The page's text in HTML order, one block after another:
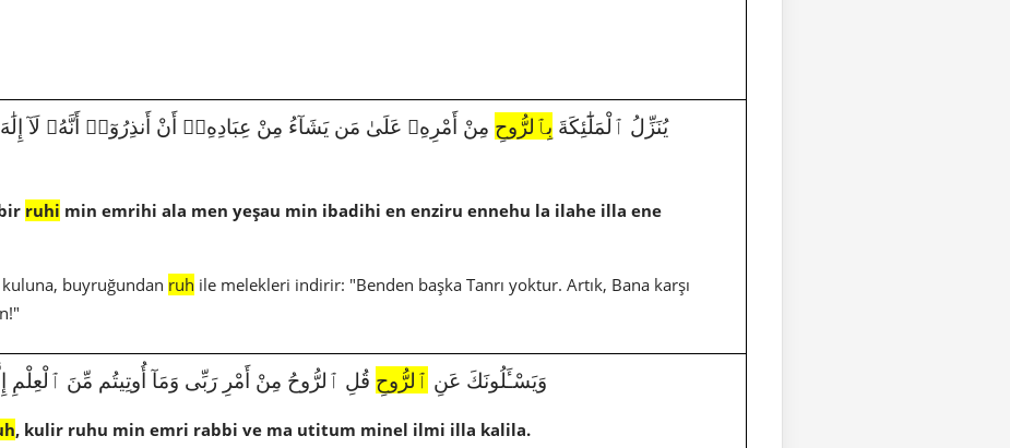
1901|16|2|يُنَزِّلُ ٱلْمَلَٰٓئِكَةَ بِٱلرُّوحِ مِنْ أَمْرِهِۦ عَلَىٰ مَن يَشَآءُ مِنْ عِبَادِهِۦٓ أَنْ أَنذِرُوٓا۟ أَنَّهُۥ لَآ إِلَٰهَ
ruhi min emrihi ala men yeşau min ibadihi en enziru ennehu la ilahe illa ene
buyruğundan ruh ile melekleri indirir: "Benden başka Tanrı yoktur. Artık, Bana karşı
2112|17|85|وَيَسْـَٔلُونَكَ عَنِ ٱلرُّوحِ قُلِ ٱلرُّوحُ مِنْ أَمْرِ رَبِّى وَمَآ أُوتِيتُم مِّنَ ٱلْعِلْمِ
, kulir ruhu min emri rabbi ve ma utitum minel ilmi illa kalila.